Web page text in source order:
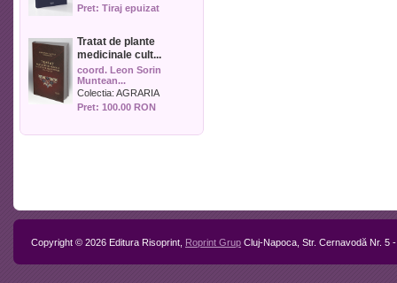
Medicina veterinara
Muzica
Pedagogie
Politica
Psihologie
Sport
Pret: Tiraj epuizat
Tratat de plante
medicinale cult...
coord. Leon Sorin
Muntean...
Colectia: AGRARIA
Pret: 100.00 RON
Copyright © 2026 Editura Risoprint, Roprint Grup Cluj-Napoca, Str. Cernavodă Nr. 5